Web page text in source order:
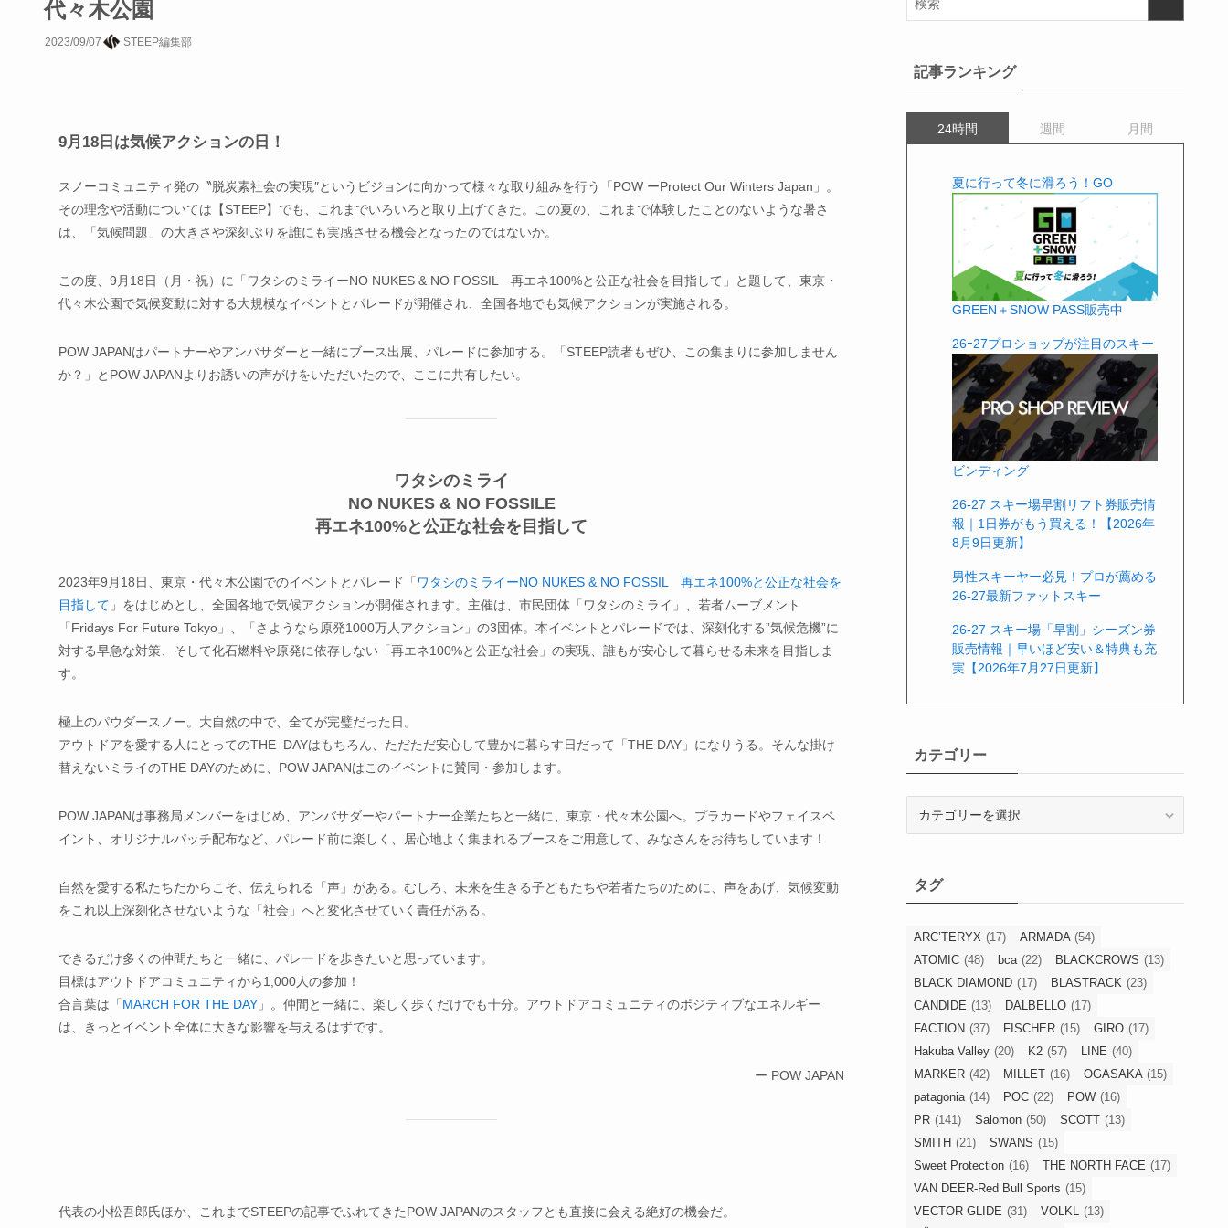
代々木公園
2023/09/07 STEEP編集部
9月18日は気候アクションの日！
スノーコミュニティ発の〝脱炭素社会の実現″というビジョンに向かって様々な取り組みを行う「POW ーProtect Our Winters Japan」。
その理念や活動については【STEEP】でも、これまでいろいろと取り上げてきた。この夏の、これまで体験したことのないような暑さ
は、「気候問題」の大きさや深刻ぶりを誰にも実感させる機会となったのではないか。
この度、9月18日（月・祝）に「ワタシのミライーNO NUKES & NO FOSSIL 再エネ100%と公正な社会を目指して」と題して、東京・
代々木公園で気候変動に対する大規模なイベントとパレードが開催され、全国各地でも気候アクションが実施される。
POW JAPANはパートナーやアンバサダーと一緒にブース出展、パレードに参加する。「STEEP読者もぜひ、この集まりに参加しません
か？」とPOW JAPANよりお誘いの声がけをいただいたので、ここに共有したい。
ワタシのミライ
NO NUKES & NO FOSSILE
再エネ100%と公正な社会を目指して
2023年9月18日、東京・代々木公園でのイベントとパレード「 ワタシのミライーNO NUKES & NO FOSSIL 再エネ100%と公正な社会を
目指して 」をはじめとし、全国各地で気候アクションが開催されます。主催は、市民団体「ワタシのミライ」、若者ムーブメント
「Fridays For Future Tokyo」、「さようなら原発1000万人アクション」の3団体。本イベントとパレードでは、深刻化する”気候危機”に
対する早急な対策、そして化石燃料や原発に依存しない「再エネ100%と公正な社会」の実現、誰もが安心して暮らせる未来を目指しま
す。
極上のパウダースノー。大自然の中で、全てが完璧だった日。
アウトドアを愛する人にとってのTHE DAYはもちろん、ただただ安心して豊かに暮らす日だって「THE DAY」になりうる。そんな掛け
替えないミライのTHE DAYのために、POW JAPANはこのイベントに賛同・参加します。
POW JAPANは事務局メンバーをはじめ、アンバサダーやパートナー企業たちと一緒に、東京・代々木公園へ。プラカードやフェイスペ
イント、オリジナルパッチ配布など、パレード前に楽しく、居心地よく集まれるブースをご用意して、みなさんをお待ちしています！
自然を愛する私たちだからこそ、伝えられる「声」がある。むしろ、未来を生きる子どもたちや若者たちのために、声をあげ、気候変動
をこれ以上深刻化させないような「社会」へと変化させていく責任がある。
できるだけ多くの仲間たちと一緒に、パレードを歩きたいと思っています。
目標はアウトドアコミュニティから1,000人の参加！
合言葉は「 MARCH FOR THE DAY 」。仲間と一緒に、楽しく歩くだけでも十分。アウトドアコミュニティのポジティブなエネルギー
は、きっとイベント全体に大きな影響を与えるはずです。
ー POW JAPAN
代表の小松吾郎氏ほか、これまでSTEEPの記事でふれてきたPOW JAPANのスタッフとも直接に会える絶好の機会だ。
記事ランキング
24時間 週間 月間
夏に行って冬に滑ろう！GO
GREEN＋SNOW PASS販売中
26ｰ27プロショップが注目のスキー
ビンディング
26-27 スキー場早割リフト券販売情
報｜1日券がもう買える！【2026年
8月9日更新】
男性スキーヤー必見！プロが薦める
26-27最新ファットスキー
26-27 スキー場「早割」シーズン券
販売情報｜早いほど安い＆特典も充
実【2026年7月27日更新】
カテゴリー
ータグ
ARC’TERYX (17) ARMADA (54)
ATOMIC (48) bca (22) BLACKCROWS (13)
BLACK DIAMOND (17) BLASTRACK (23)
CANDIDE (13) DALBELLO (17)
FACTION (37) FISCHER (15) GIRO (17)
Hakuba Valley (20) K2 (57) LINE (40)
MARKER (42) MILLET (16) OGASAKA (15)
patagonia (14) POC (22) POW (16)
PR (141) Salomon (50) SCOTT (13)
SMITH (21) SWANS (15)
Sweet Protection (16) THE NORTH FACE (17)
VAN DEER-Red Bull Sports (15)
VECTOR GLIDE (31) VOLKL
(13)